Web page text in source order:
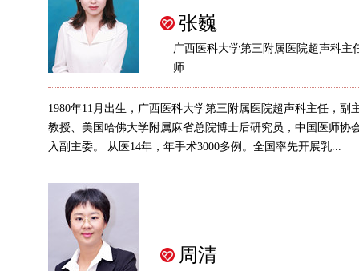
张巍
广西医科大学第三附属医院超声科主
师
1980年11月出生，广西医科大学第三附属医院超声科主任，副
教授、美国哈佛大学附属麻省总院博士后研究员，中国医师协
入副主委。 从医14年，年手术3000多例。全国率先开展乳...
周清